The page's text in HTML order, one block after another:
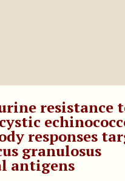
resistance
responses
granulosus
antigens